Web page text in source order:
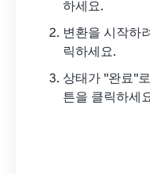
하세요.
변환을 시작하
릭하세요.
상태가 "완료"
튼을 클릭하세